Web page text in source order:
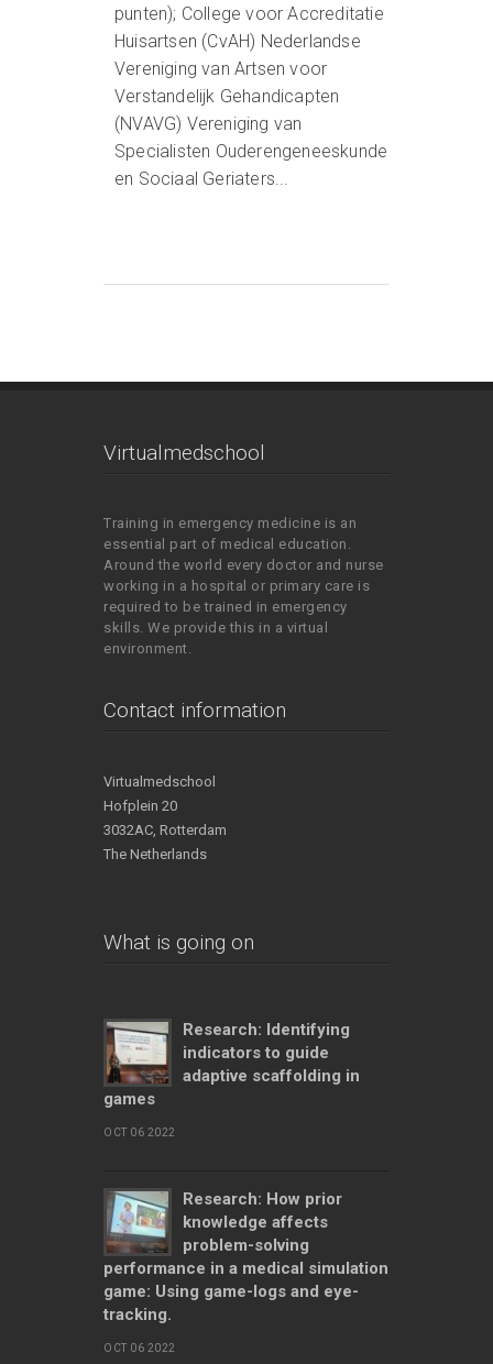
punten); College voor Accreditatie
Huisartsen (CvAH) Nederlandse
Vereniging van Artsen voor
Verstandelijk Gehandicapten
(NVAVG) Vereniging van
Specialisten Ouderengeneeskunde
en Sociaal Geriaters...
Virtualmedschool
Training in emergency medicine is an
essential part of medical education.
Around the world every doctor and nurse
working in a hospital or primary care is
required to be trained in emergency
skills. We provide this in a virtual
environment.
Contact information
Virtualmedschool
Hofplein 20
3032AC, Rotterdam
The Netherlands
What is going on
Research: Identifying
indicators to guide
adaptive scaffolding in
games
OCT 06 2022
Research: How prior
knowledge affects
problem-solving
performance in a medical simulation
game: Using game-logs and eye-
tracking.
OCT 06 2022